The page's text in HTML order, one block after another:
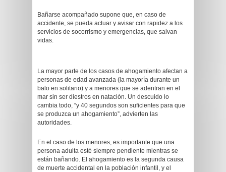
Bañarse acompañado supone que, en caso de
accidente, se pueda actuar y avisar con rapidez a los
servicios de socorrismo y emergencias, que salvan
vidas.
La mayor parte de los casos de ahogamiento afectan a
personas de edad avanzada (la mayoría durante un
balo en solitario) y a menores que se adentran en el
mar sin ser diestros en natación. Un descuido lo
cambia todo, “y 40 segundos son suficientes para que
se produzca un ahogamiento”, advierten las
autoridades.
En el caso de los menores, es importante que una
persona adulta esté siempre pendiente mientras se
están bañando. El ahogamiento es la segunda causa
de muerte accidental en la población infantil, y el